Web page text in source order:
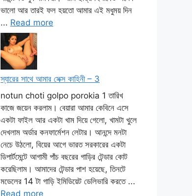
ভালো আর তারই ফল হয়তো আমার এই মধুময় দিন
... Read more
স্যারের সাথে আমার সেক্স কাহিনী – 3
notun choti golpo porokia 1 তারিখ
কাজে জয়েন করলাম। বেয়ারা আমার কেবিনে এসে
একটা ফাইল আর একটা খাম দিয়ে গেলো, খামটা খুলে
দেখলাম অর্ডার কনফার্মেশন লেটার। আনন্দে মনটা
নেচে উঠলো, বিয়ের আগে ভারত সরকারের একটা
ডিপার্টমেন্টে আগামী পাঁচ বছরের গাড়ির টেন্ডার কোট
করেছিলাম। আমাদের টেন্ডার পাশ হয়েছে, তিনটে
মডেলের 14 টা গাড়ি ইমিডিয়েট ডেলিভারি করতে ...
Read more